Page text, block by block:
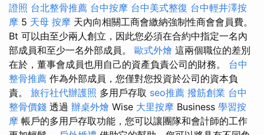
證照 台北整骨推薦 台中按摩 台中美式整復 台中輕井澤按
摩 5 天母 按摩 天內向相關工商會繳納強制性商會會員費。
Bt 可以由至少兩人創立，因此您必須在合約中指定一名內
部成員和至少一名外部成員。 歐式外燴 這兩個職位的差別
在於，董事會成員也用自己的資產負責公司的財務。 台中
整骨推薦 作為外部成員，您僅對您投資於公司的資本負
責。 旅行社代辦護照 多用戶存取 seo推薦 撥筋創業 台中
整骨價錢 透過 辦桌外燴 Wise 大里按摩 Business 學習按
摩 帳戶的多用戶存取功能，您可以讓團隊和會計師的工作